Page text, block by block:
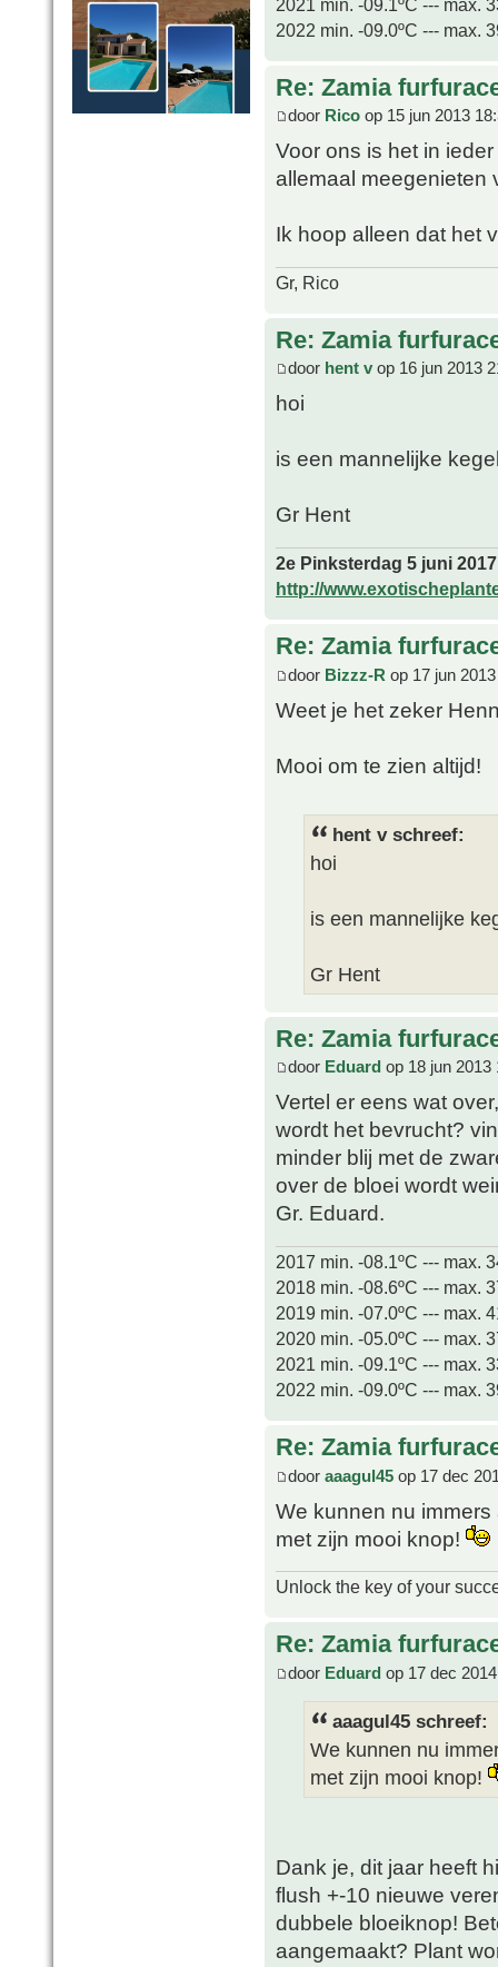
2021 min. -09.1ºC --- max.
2022 min. -09.0ºC --- max.
Re: Zamia
door Rico op 15 jun 2013
Voor ons is het in
allemaal meegenieten
Ik hoop alleen dat het
Gr, Rico
Re: Zamia
door hent v op 16 jun 2013
hoi
is een mannelijke
Gr Hent
2e Pinksterdag 5 juni
http://
Re: Zamia
door Bizzz-R op 17 jun
Weet je het zeker
Mooi om te zien altijd!
hent v schreef:
hoi
is een mannelijke
Gr Hent
Re: Zamia
door Eduard op 18 jun 2013
Vertel er eens wat
wordt het bevrucht?
minder blij met de
over de bloei wordt
Gr. Eduard.
2017 min. -08.1ºC --- max.
2018 min. -08.6ºC --- max.
2019 min. -07.0ºC --- max.
2020 min. -05.0ºC --- max.
2021 min. -09.1ºC --- max.
2022 min. -09.0ºC --- max.
Re: Zamia
door aaagul45 op 17 dec
We kunnen nu
met zijn mooi knop!
Unlock the key of your
Re: Zamia
door Eduard op 17 dec
aaagul45 schreef:
We kunnen nu
met zijn mooi knop!
Dank je, dit jaar heeft
flush +-10 nieuwe
dubbele bloeiknop!
aangemaakt? Plant